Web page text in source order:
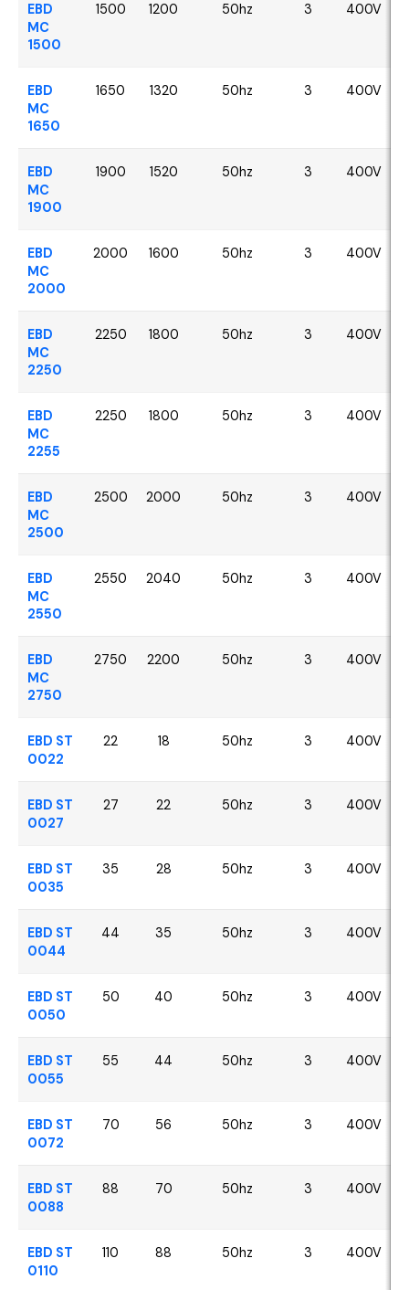
EBD
MC
1500
1500 1200 50hz 3 400V
EBD
MC
1650
1650 1320 50hz 3 400V
EBD
MC
1900
1900 1520 50hz 3 400V
EBD
MC
2000
2000 1600 50hz 3 400V
EBD
MC
2250
2250 1800 50hz 3 400V
EBD
MC
2255
2250 1800 50hz 3 400V
EBD
MC
2500
2500 2000 50hz 3 400V
EBD
MC
2550
2550 2040 50hz 3 400V
EBD
MC
2750
2750 2200 50hz 3 400V
EBD ST
0022
22 18 50hz 3 400V
EBD ST
0027
27 22 50hz 3 400V
EBD ST
0035
35 28 50hz 3 400V
EBD ST
0044
44 35 50hz 3 400V
EBD ST
0050
50 40 50hz 3 400V
EBD ST
0055
55 44 50hz 3 400V
EBD ST
0072
70 56 50hz 3 400V
EBD ST
0088
88 70 50hz 3 400V
EBD ST
0110
110 88 50hz 3 400V